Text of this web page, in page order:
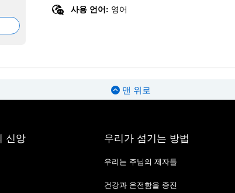
사용 언어: 영어
맨 위로
신앙 우리가 섬기는 방법
우리는 주님의 제자들
건강과 온전함을 증진